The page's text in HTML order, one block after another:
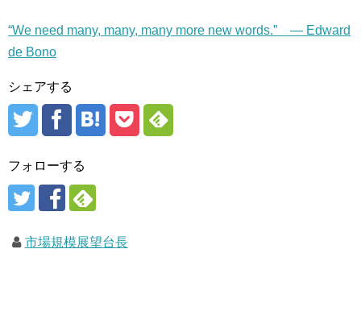
“We need many, many, many more new words.” — Edward
de Bono
シェアする
フォローする
市場規模展望台長